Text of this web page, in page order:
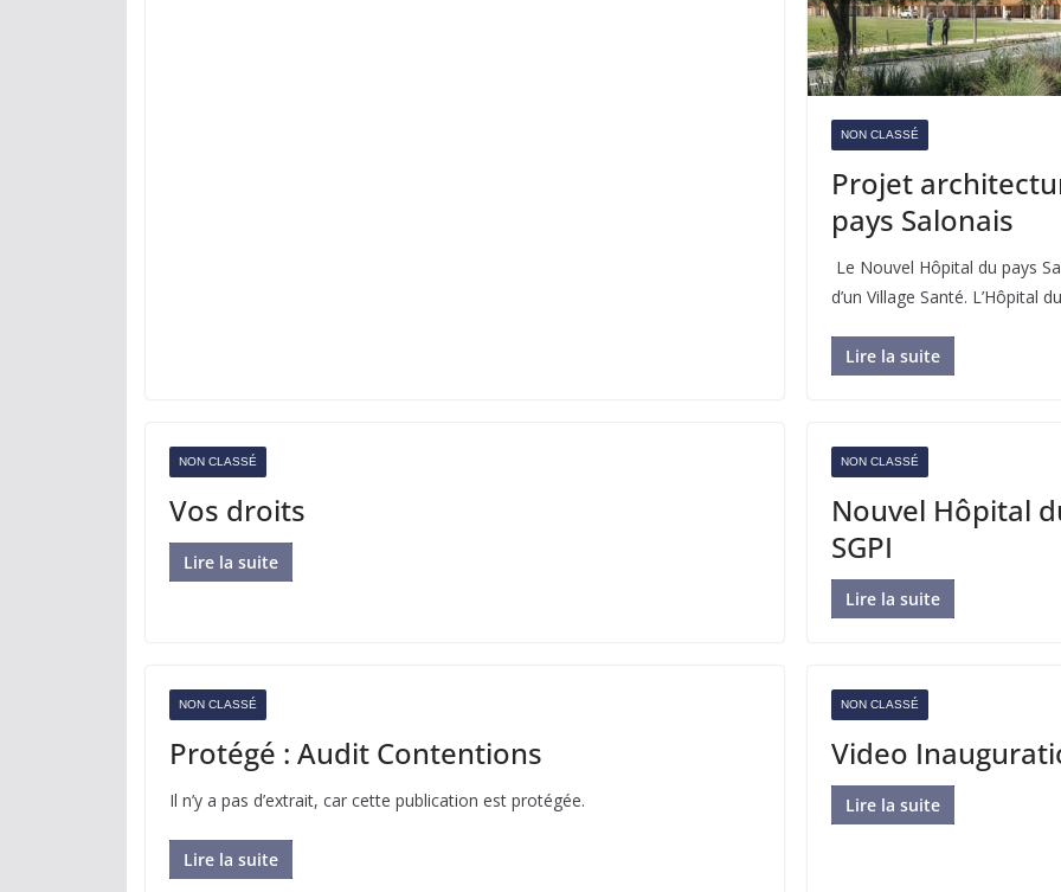
NON CLASSÉ
Projet
pays Salonais
Le Nouvel Hôpital du pays
d’un Village Santé. L’Hôpital
Lire la suite
NON CLASSÉ
Vos droits
Lire la suite
NON CLASSÉ
Nouvel Hôpital
SGPI
Lire la suite
NON CLASSÉ
Protégé : Audit Contentions
Il n’y a pas d’extrait, car cette publication est protégée.
Lire la suite
NON CLASSÉ
Video
Lire la suite